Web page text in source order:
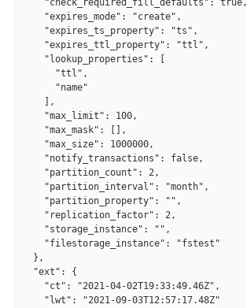
    "check_required_fill_defaults": true,
    "expires_mode": "create",
    "expires_ts_property": "ts",
    "expires_ttl_property": "ttl",
    "lookup_properties": [
      "ttl",
      "name"
    ],
    "max_limit": 100,
    "max_mask": [],
    "max_size": 1000000,
    "notify_transactions": false,
    "partition_count": 2,
    "partition_interval": "month",
    "partition_property": "",
    "replication_factor": 2,
    "storage_instance": "",
    "filestorage_instance": "fstest"
  },
  "ext": {
    "ct": "2021-04-02T19:33:49.46Z",
    "lwt": "2021-09-03T12:57:17.48Z"